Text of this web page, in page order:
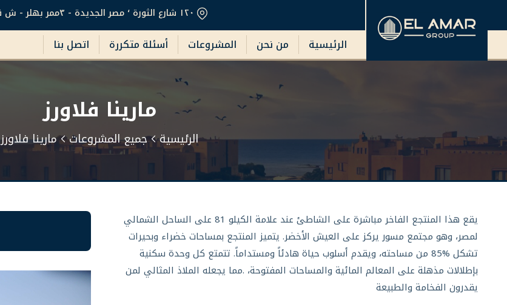
١٢٠ شارع الثورة ٬ مصر الجديدة - ٣ممر بهلر - ش قصر النيل. القاهرة، مصر
الرئيسية من نحن المشروعات أسئلة متكررة اتصل بنا
مارينا فلاورز
الرئيسية جميع المشروعات مارينا فلاورز
يقع هذا المنتجع الفاخر مباشرة على الشاطئ عند علامة الكيلو 81 على الساحل الشمالي
لمصر، وهو مجتمع مسور يركز على العيش الأخضر. يتميز المنتجع بمساحات خضراء وبحيرات
تشكل %85 من مساحته، ويقدم أسلوب حياة هادئاً ومستداماً. تتمتع كل وحدة سكنية
بإطلالات مذهلة على المعالم المائية والمساحات المفتوحة، .مما يجعله الملاذ المثالي لمن
يقدرون الفخامة والطبيعة